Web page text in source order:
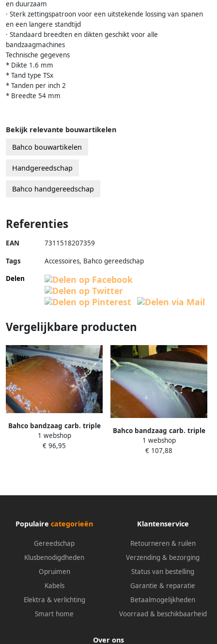
en duurzaam
· Sterk zettingspatroon voor een uitstekende lossing van spanen
en een langere standtijd
· Standaard breedten en dikten geschikt voor alle
bandzaagmachines
Technische gegevens
* Dikte 1.6 mm
* Tand type TSx
* Tanden per inch 2
* Breedte 54 mm
Bekijk relevante bouwartikelen
Bahco bouwartikelen
Handgereedschap
Bahco handgereedschap
Referenties
EAN 7311518207359
Tags
Accessoires, Bahco gereedschap
Delen
Vergelijkbare producten
Bahco bandzaag carb. triple
set xtra | 3868-41-1.3-TSS-2 3
1 webshop
€ 96,95
Bahco bandzaag carb. triple
set xtra | 3868-54-1.3-TSX-1.4
2
1 webshop
€ 107,88
Populaire categorieën
Gereedschap
Klusbenodigdheden
Opruimen
Kabels
Elektra & verlichting
Smart home
Klantenservice
Retourneren & ruilen
Verzending & bezorging
Status van bestelling
Garantie & reparatie
Betaalmogelijkheden
Voorraad & beschikbaarheid
Over ons